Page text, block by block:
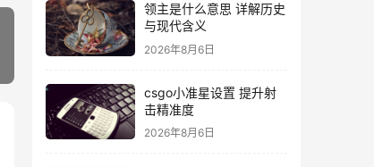
领主是什么意思 详解历史
与现代含义
2026年8月6日
csgo小准星设置 提升射
击精准度
2026年8月6日